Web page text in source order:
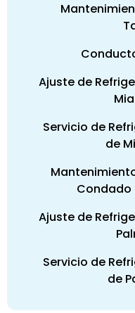
Ajuste de
Servicio de
de
Condado
Ajuste de
Servicio de
de